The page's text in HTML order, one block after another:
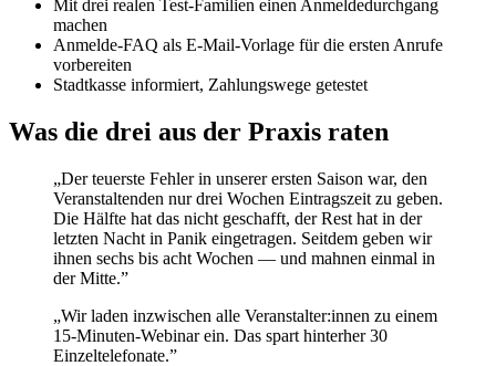
Mit drei realen Test-Familien einen Anmeldedurchgang
machen
Anmelde-FAQ als E-Mail-Vorlage für die ersten Anrufe
vorbereiten
Stadtkasse informiert, Zahlungswege getestet
Was die drei aus der Praxis raten
„Der teuerste Fehler in unserer ersten Saison war, den
Veranstaltenden nur drei Wochen Eintragszeit zu geben.
Die Hälfte hat das nicht geschafft, der Rest hat in der
letzten Nacht in Panik eingetragen. Seitdem geben wir
ihnen sechs bis acht Wochen — und mahnen einmal in
der Mitte.”
„Wir laden inzwischen alle Veranstalter:innen zu einem
15-Minuten-Webinar ein. Das spart hinterher 30
Einzeltelefonate.”